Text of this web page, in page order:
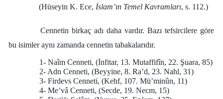
(Hüseyin K. Ece, İslam’ın Temel Kavramları, s. 112.)
Cennetin birkaç adı daha vardır. Bazı tefsircilere göre
bu isimler aynı zamanda cennetin tabakalarıdır.
1- Naîm Cenneti, (İnfitar, 13. Mutaffifîn, 22. Şuara, 85)
2- Adn Cenneti, (Beyyine, 8. Ra’d, 23. Nahl, 31)
3- Firdevs Cenneti, (Kehf, 107. Mü’minûn, 11)
4- Me’vâ Cenneti, (Secde, 19. Necm, 15)